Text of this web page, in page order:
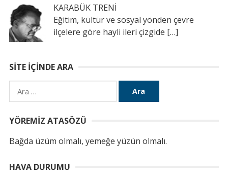
KARABÜK TRENİ
Eğitim, kültür ve sosyal yönden çevre
ilçelere göre hayli ileri çizgide […]
SITE İÇINDE ARA
Arama:
YÖREMIZ ATASÖZÜ
Bağda üzüm olmalı, yemeğe yüzün olmalı.
HAVA DURUMU